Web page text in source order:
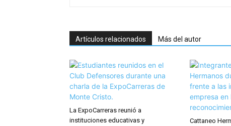
Artículos relacionados Más del autor
La ExpoCarreras reunió a
instituciones educativas y
Cattaneo